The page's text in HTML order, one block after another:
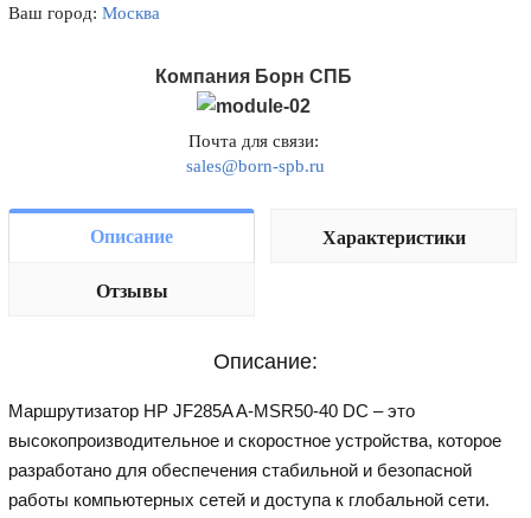
Ваш город:Москва
Компания Борн СПБ
Почта для связи:
sales@born-spb.ru
Описание Характеристики
Отзывы
Описание:
Маршрутизатор HP JF285A A-MSR50-40 DC – это
высокопроизводительное и скоростное устройства, которое
разработано для обеспечения стабильной и безопасной
работы компьютерных сетей и доступа к глобальной сети.